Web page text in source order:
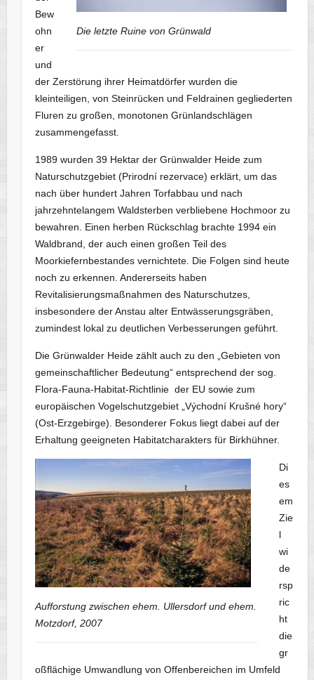
Die letzte Ruine von Grünwald
Bew
ohn
er
und
der Zerstörung ihrer Heimatdörfer wurden die
kleinteiligen, von Steinrücken und Feldrainen gegliederten
Fluren zu großen, monotonen Grünlandschlägen
zusammengefasst.
1989 wurden 39 Hektar der Grünwalder Heide zum
Naturschutzgebiet (Prirodní rezervace) erklärt, um das
nach über hundert Jahren Torfabbau und nach
jahrzehntelangem Waldsterben verbliebene Hochmoor zu
bewahren. Einen herben Rückschlag brachte 1994 ein
Waldbrand, der auch einen großen Teil des
Moorkiefernbestandes vernichtete. Die Folgen sind heute
noch zu erkennen. Andererseits haben
Revitalisierungsmaßnahmen des Naturschutzes,
insbesondere der Anstau alter Entwässerungsgräben,
zumindest lokal zu deutlichen Verbesserungen geführt.
Die Grünwalder Heide zählt auch zu den „Gebieten von
gemeinschaftlicher Bedeutung“ entsprechend der sog.
Flora-Fauna-Habitat-Richtlinie der EU sowie zum
europäischen Vogelschutzgebiet „Východní Krušné hory“
(Ost-Erzgebirge). Besonderer Fokus liegt dabei auf der
Erhaltung geeigneten Habitatcharakters für Birkhühner.
Aufforstung zwischen ehem. Ullersdorf und ehem.
Motzdorf, 2007
Di
es
em
Zie
l
wi
de
rsp
ric
ht
die
gr
oßflächige Umwandlung von Offenbereichen im Umfeld